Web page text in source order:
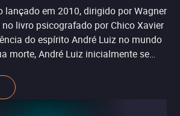
lançado em 2010, dirigido por Wagner
livro psicografado por Chico Xavier
do espírito André Luiz no mundo
morte, André Luiz inicialmente se
sombria e sofrida chamada
por um período de purgação e
erros de sua vida passada.